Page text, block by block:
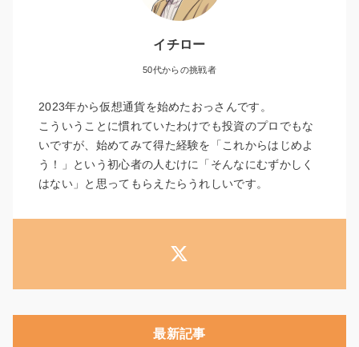
イチロー
50代からの挑戦者
2023年から仮想通貨を始めたおっさんです。
こういうことに慣れていたわけでも投資のプロでもな
いですが、始めてみて得た経験を「これからはじめよ
う！」という初心者の人むけに「そんなにむずかしく
はない」と思ってもらえたらうれしいです。
最新記事